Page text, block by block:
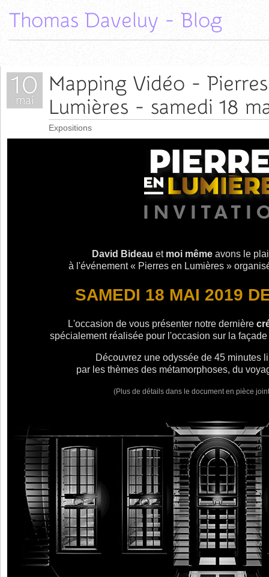
Thomas Daveluy - Blog
10
mai
Mapping Vidéo -
Lumières - samedi 18
Expositions
David Bideau et moi mêmeavons le
à l'événement « Pierres en Lumières »
SAMEDI 18 MAI 2019
L'occasion de vous présenter notre dernière
spécialement réalisée pour l'occasion sur la
Découvrez une odyssée de 45 minutes
par les thèmes des métamorphoses, du
(Plus de détails dans le document en pièce